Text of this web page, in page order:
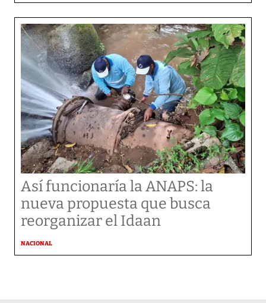
Así funcionaría la ANAPS: la
nueva propuesta que busca
reorganizar el Idaan
NACIONAL